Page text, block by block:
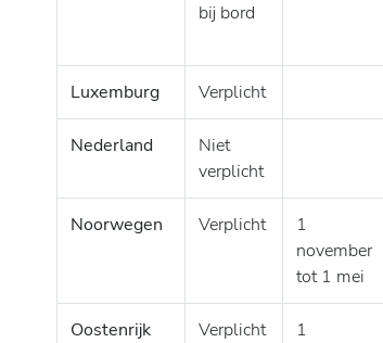
bij bord
Luxemburg Verplicht
Nederland
Niet
verplicht
Noorwegen Verplicht
1
november
tot 1 mei
Oostenrijk Verplicht
1